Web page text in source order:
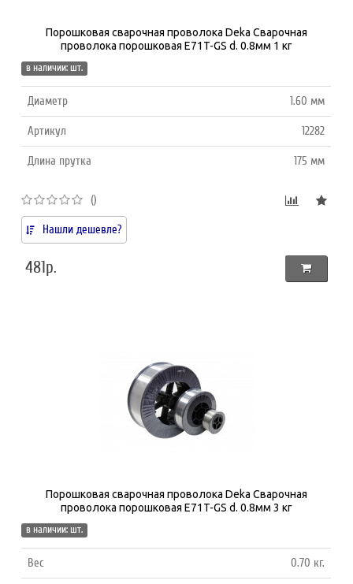
Порошковая сварочная проволока Deka Сварочная
проволока порошковая E71T-GS d. 0.8мм 1 кг
в наличии: шт.
Диаметр 1.60 мм
Артикул 12282
Длина прутка 175 мм
()
Нашли дешевле?
481р.
Порошковая сварочная проволока Deka Сварочная
проволока порошковая E71T-GS d. 0.8мм 3 кг
в наличии: шт.
Вес 0.70 кг.